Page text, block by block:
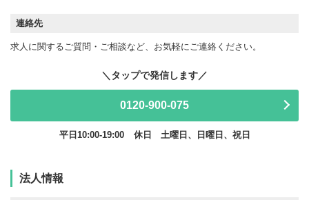
連絡先
求人に関するご質問・ご相談など、お気軽にご連絡ください。
0120-900-075
平日10:00-19:00 休日 土曜日、日曜日、祝日
法人情報